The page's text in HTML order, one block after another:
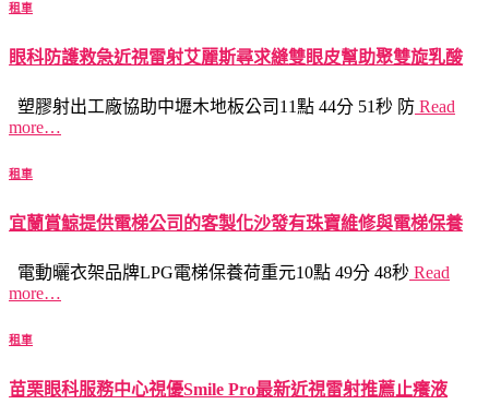
租車
眼科防護救急近視雷射艾麗斯尋求縫雙眼皮幫助聚雙旋乳酸
塑膠射出工廠協助中壢木地板公司11點 44分 51秒 防 Read
more…
租車
宜蘭賞鯨提供電梯公司的客製化沙發有珠寶維修與電梯保養
電動曬衣架品牌LPG電梯保養荷重元10點 49分 48秒 Read
more…
租車
苗栗眼科服務中心視優Smile Pro最新近視雷射推薦止癢液